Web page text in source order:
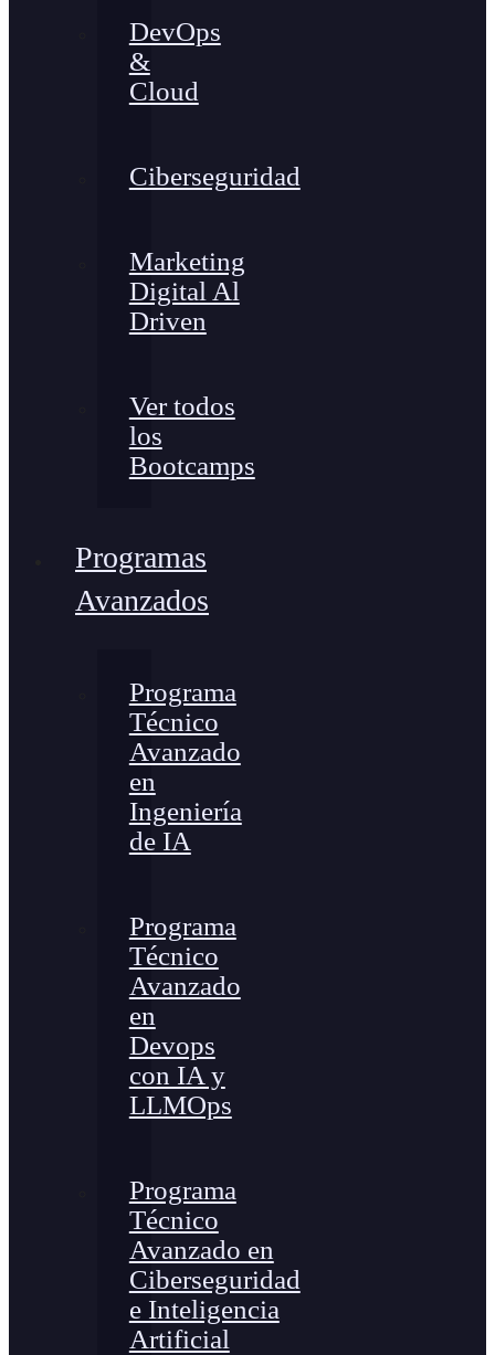
DevOps
&
Cloud
Ciberseguridad
Marketing
Digital Al
Driven
Ver todos
los
Bootcamps
Programas
Avanzados
Programa
Técnico
Avanzado
en
Ingeniería
de IA
Programa
Técnico
Avanzado
en
Devops
con IA y
LLMOps
Programa
Técnico
Avanzado en
Ciberseguridad
e Inteligencia
Artificial